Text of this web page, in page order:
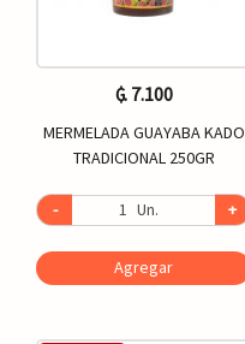
₲. 7.100
MERMELADA GUAYABA KADO
TRADICIONAL 250GR
- Un. +
Agregar